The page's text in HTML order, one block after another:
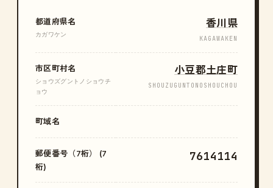
都道府県名
カガワケン
香川県
KAGAWAKEN
市区町村名
ショウズグントノショウチ
ョウ
小豆郡土庄町
SHOUZUGUNTONOSHOUCHOU
町域名
郵便番号（7桁） (7
桁)
7614114